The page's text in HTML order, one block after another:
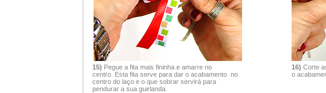
15) Pegue a fita mais fininha e amarre no
centro. Esta fita serve para dar o acabamento no
centro do laço e o que sobrar servirá para
pendurar a sua guirlanda.
16) Corte
o